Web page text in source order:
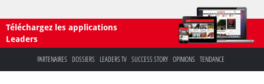
Téléchargez les applications
Leaders
PARTENAIRES DOSSIERS LEADERS TV SUCCESS STORY OPINIONS TENDANCE